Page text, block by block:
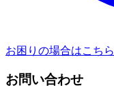
お困りの場合はこちら
お問い合わせ